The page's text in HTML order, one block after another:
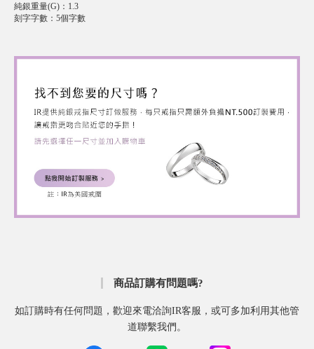
純銀重量(G) ： 1.3
刻字字數 ： 5個字數
商品訂購有問題嗎?
如訂購時有任何問題，歡迎來電洽詢IR客服，或可多加利用其他管
道聯繫我們。